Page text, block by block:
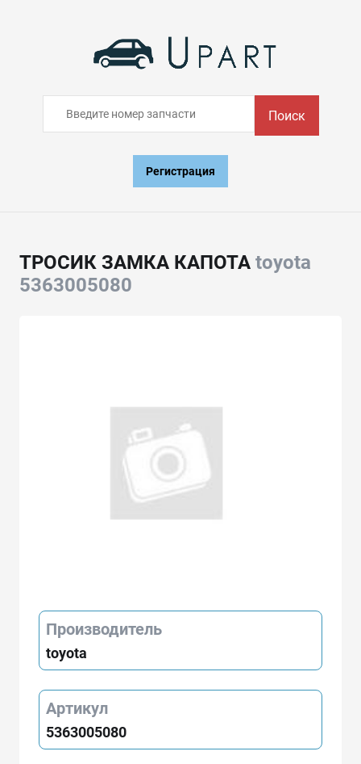
Поиск
Регистрация
ТРОСИК ЗАМКА КАПОТА toyota
5363005080
Производитель
toyota
Артикул
5363005080